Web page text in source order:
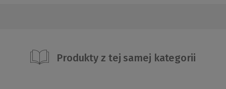
Produkty z tej samej kategorii